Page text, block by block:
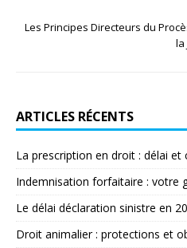
Les Principes Directeurs du
la
ARTICLES RÉCENTS
La prescription en droit : délai
Indemnisation forfaitaire : votre
Le délai déclaration sinistre en
Droit animalier : protections et